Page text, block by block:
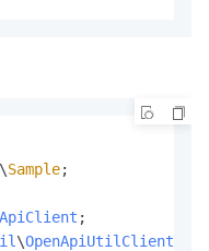
\Sample;
\OpenApiUtilClient